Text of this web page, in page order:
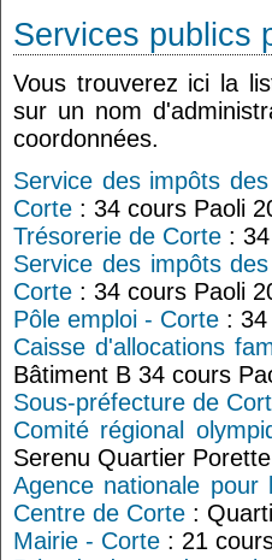
Services publics
Vous trouverez ici la
sur un nom
coordonnées.
Service des impôts
Corte : 34 cours Paoli
Trésorerie de Corte :
Service des impôts
Corte : 34 cours Paoli
Pôle emploi - Corte :
Caisse d'allocations
Bâtiment B 34 cours
Sous-préfecture de
Comité régional
Serenu Quartier
Agence nationale
Centre de Corte :
Mairie - Corte : 21